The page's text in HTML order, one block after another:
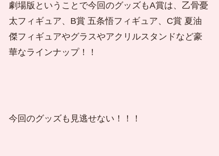
劇場版ということで今回のグッズもA賞は、乙骨憂
太フィギュア、B賞 五条悟フィギュア、C賞 夏油
傑フィギュアやグラスやアクリルスタンドなど豪
華なラインナップ！！
今回のグッズも見逃せない！！！